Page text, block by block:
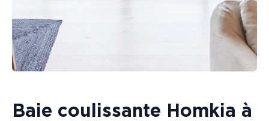
Baie coulissante Homkia à